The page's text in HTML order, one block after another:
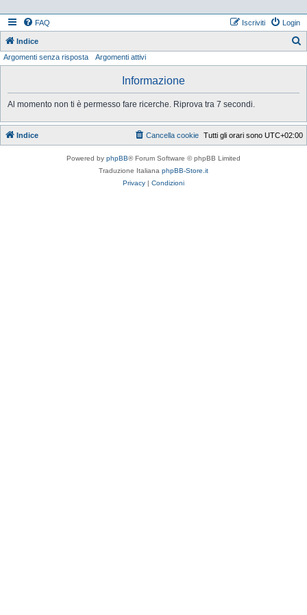
FAQ Login
Iscriviti
Indice
Argomenti senza risposta Argomenti attivi
Informazione
Al momento non ti è permesso fare ricerche. Riprova tra 7 secondi.
Indice Tutti gli orari sono UTC+02:00
Cancella cookie
Powered by phpBB® Forum Software © phpBB Limited
Traduzione Italiana phpBB-Store.it
Privacy | Condizioni